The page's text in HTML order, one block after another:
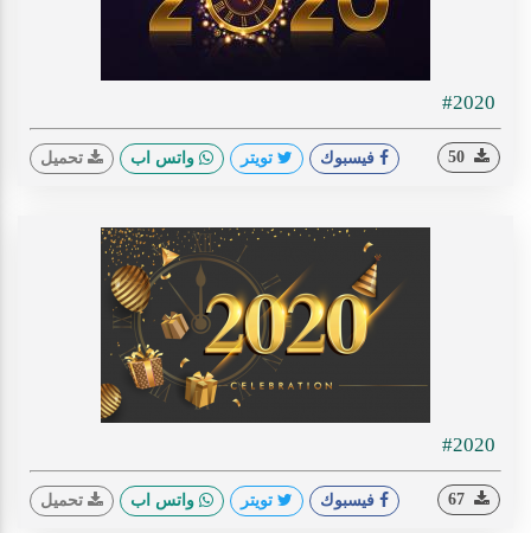
#2020
فيسبوك تويتر واتس اب تحميل
#2020
فيسبوك تويتر واتس اب تحميل